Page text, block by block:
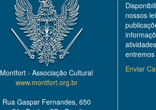
Montfort - Associação Cultural
www.montfort.org.br
Rua Gaspar Fernandes, 650
nossos
Enviar